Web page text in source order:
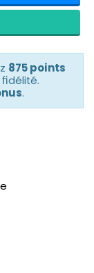
875 points
.